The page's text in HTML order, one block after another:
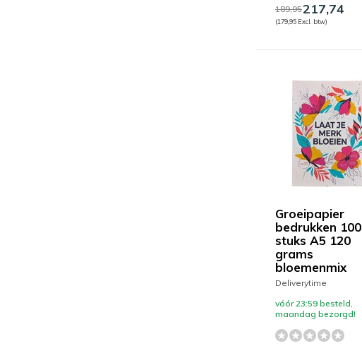
189,95217,74
(179,95 Excl. btw)
Groeipapier
bedrukken 100
stuks A5 120
grams
bloemenmix
Deliverytime
vóór 23:59 besteld,
maandag bezorgd!